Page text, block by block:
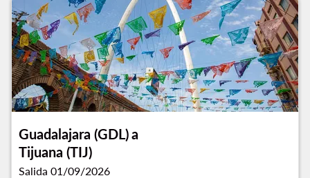
Guadalajara (GDL)a
Tijuana (TIJ)
Salida 01/09/2026